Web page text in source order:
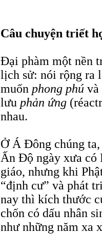
Câu chuyện triết
Đại phàm một nền
lịch sử: nói rộng ra
muốn phong phú và
lưu phản ứng
nhau.
Ở Á Đông chúng
Ấn Độ ngày xưa có
giáo, nhưng khi
“định cư” và phát
nay thì kích thước
chốn có dấu nhân
như những năm xa